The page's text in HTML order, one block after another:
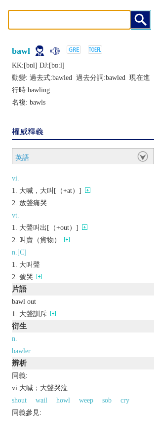
bawl
KK:[bɒl] DJ:[bɒːl]
動變: 過去式:bawled 過去分詞:bawled 現在進
行時:bawling
名複: bawls
權威釋義
英語
vi.
大喊，大叫[（+at）]
放聲痛哭
vt.
大聲叫出[（+out）]
叫賣（貨物）
n.[C]
大叫聲
號哭
片語
bawl out
大聲訓斥
衍生
n.
bawler
辨析
同義:
vi.大喊；大聲哭泣
shout
wail howl weep sob
cry
同義參見: